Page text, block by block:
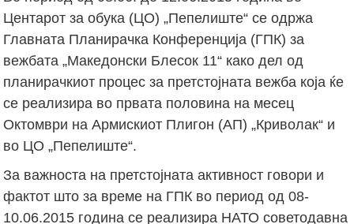
Центарот за обука (ЦО) „Пепелиште“ се одржа
Главната Планирачка Конференција (ГПК) за
вежбата „Македонски Блесок 11“ како дел од
планирачкиот процес за претстојната вежба која ќе
се реализира во првата половина на месец
Октомври на Армискиот Плигон (АП) „Криволак“ и
во ЦО „Пепелиште“.
За важноста на претстојната активност говори и
фактот што за време на ГПК во период од 08-
10.06.2015 година се реализира НАТО советодавна